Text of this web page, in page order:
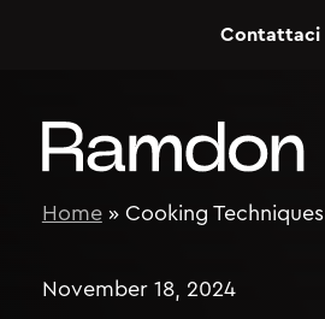
Contattaci
Home» Cooking Techniques
November 18, 2024